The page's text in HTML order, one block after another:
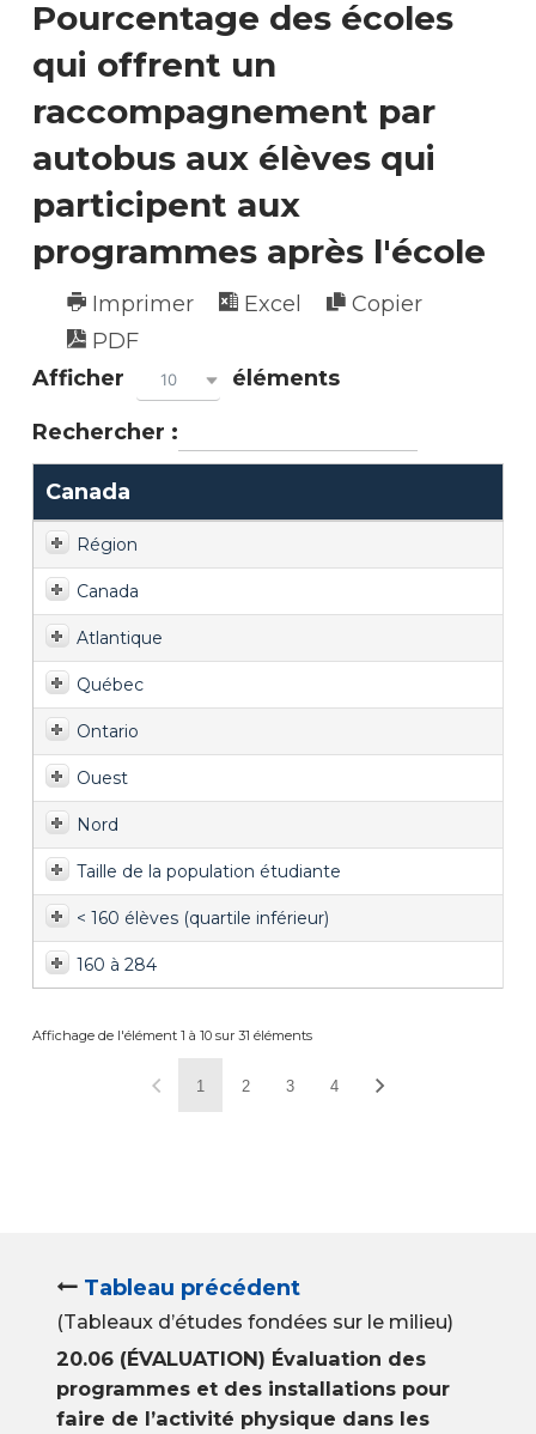
Pourcentage des écoles
qui offrent un
raccompagnement par
autobus aux élèves qui
participent aux
programmes après l'école
Imprimer Excel
Copier
PDF
Afficher
10 éléments
Rechercher :
Canada
Région
Canada
Atlantique
Québec
Ontario
Ouest
Nord
Taille de la population étudiante
< 160 élèves (quartile inférieur)
160 à 284
Affichage de l'élément 1 à 10 sur 31 éléments
1 2 3 4
Tableau précédent
(Tableaux d’études fondées sur le milieu)
20.06 (ÉVALUATION) Évaluation des
programmes et des installations pour
faire de l’activité physique dans les